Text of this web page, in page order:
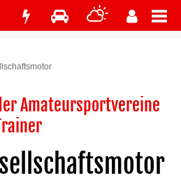
Amateursportvereine